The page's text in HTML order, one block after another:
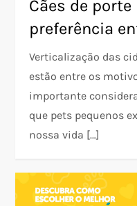
Cães de
preferência
Verticalização das
estão entre os
importante
que pets pequenos
nossa vida […]